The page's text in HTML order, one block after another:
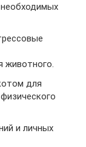
необходимых
животного.
для
и личных